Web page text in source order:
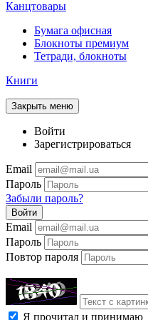
Канцтовары
Бумага офисная
Блокноты премиум
Тетради, блокноты
Книги
Закрыть меню
Войти
Зарегистрироваться
Email
Пароль
Забыли пароль?
Войти
Email
Пароль
Повтор пароля
Я прочитал и принимаю